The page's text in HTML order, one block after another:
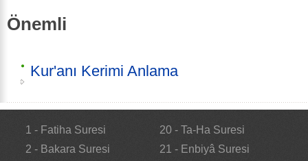
Önemli
Kur'anı Kerimi Anlama
1 - Fatiha Suresi
2 - Bakara Suresi
20 - Ta-Ha Suresi
21 - Enbiyâ Suresi